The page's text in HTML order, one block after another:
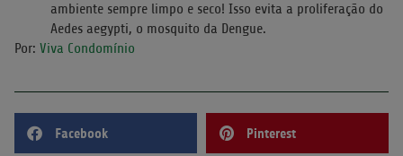
ambiente sempre limpo e seco! Isso evita a proliferação do
Aedes aegypti, o mosquito da Dengue.
Por: Viva Condomínio
Facebook Pinterest